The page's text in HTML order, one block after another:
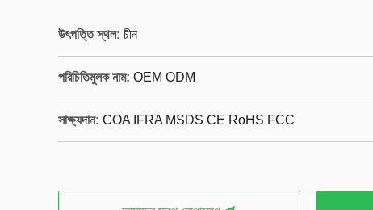
উৎপত্তি স্থল: চীন
পরিচিতিমুলক নাম: OEM ODM
সাক্ষ্যদান: COA IFRA MSDS CE RoHS FCC